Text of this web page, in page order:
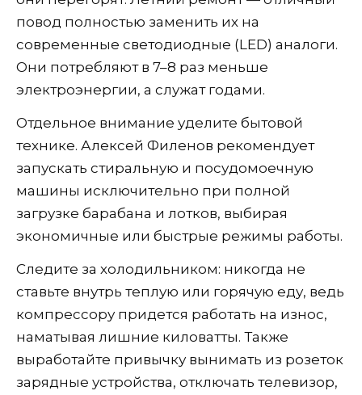
повод полностью заменить их на
современные светодиодные (LED) аналоги.
Они потребляют в 7–8 раз меньше
электроэнергии, а служат годами.
Отдельное внимание уделите бытовой
технике. Алексей Филенов рекомендует
запускать стиральную и посудомоечную
машины исключительно при полной
загрузке барабана и лотков, выбирая
экономичные или быстрые режимы работы.
Следите за холодильником: никогда не
ставьте внутрь теплую или горячую еду, ведь
компрессору придется работать на износ,
наматывая лишние киловатты. Также
выработайте привычку вынимать из розеток
зарядные устройства, отключать телевизор,